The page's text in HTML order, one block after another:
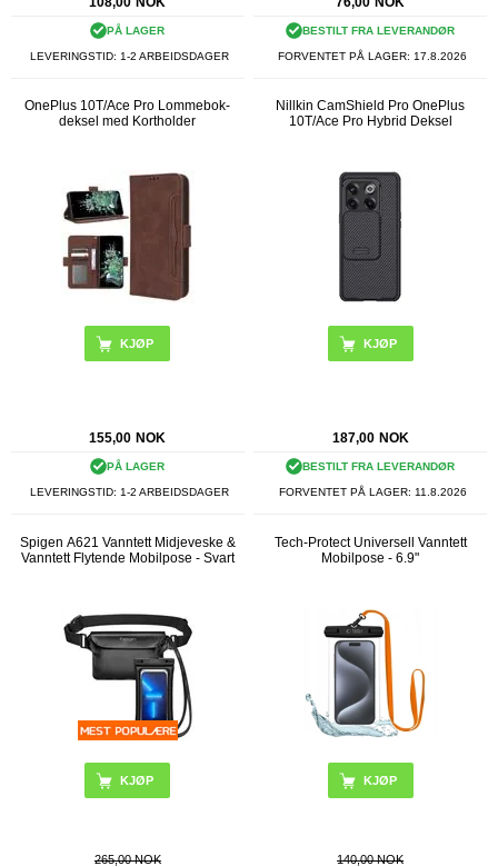
PÅ LAGER
LEVERINGSTID: 1-2 ARBEIDSDAGER
BESTILT FRA LEVERANDØR
FORVENTET PÅ LAGER: 17.8.2026
OnePlus 10T/Ace Pro Lommebok-
deksel med Kortholder
KJØP
155,00 NOK
PÅ LAGER
LEVERINGSTID: 1-2 ARBEIDSDAGER
Nillkin CamShield Pro OnePlus
10T/Ace Pro Hybrid Deksel
KJØP
187,00 NOK
BESTILT FRA LEVERANDØR
FORVENTET PÅ LAGER: 11.8.2026
Spigen A621 Vanntett Midjeveske &
Vanntett Flytende Mobilpose - Svart
265,00 NOK
Tech-Protect Universell Vanntett
Mobilpose - 6.9"
KJØP
140,00 NOK